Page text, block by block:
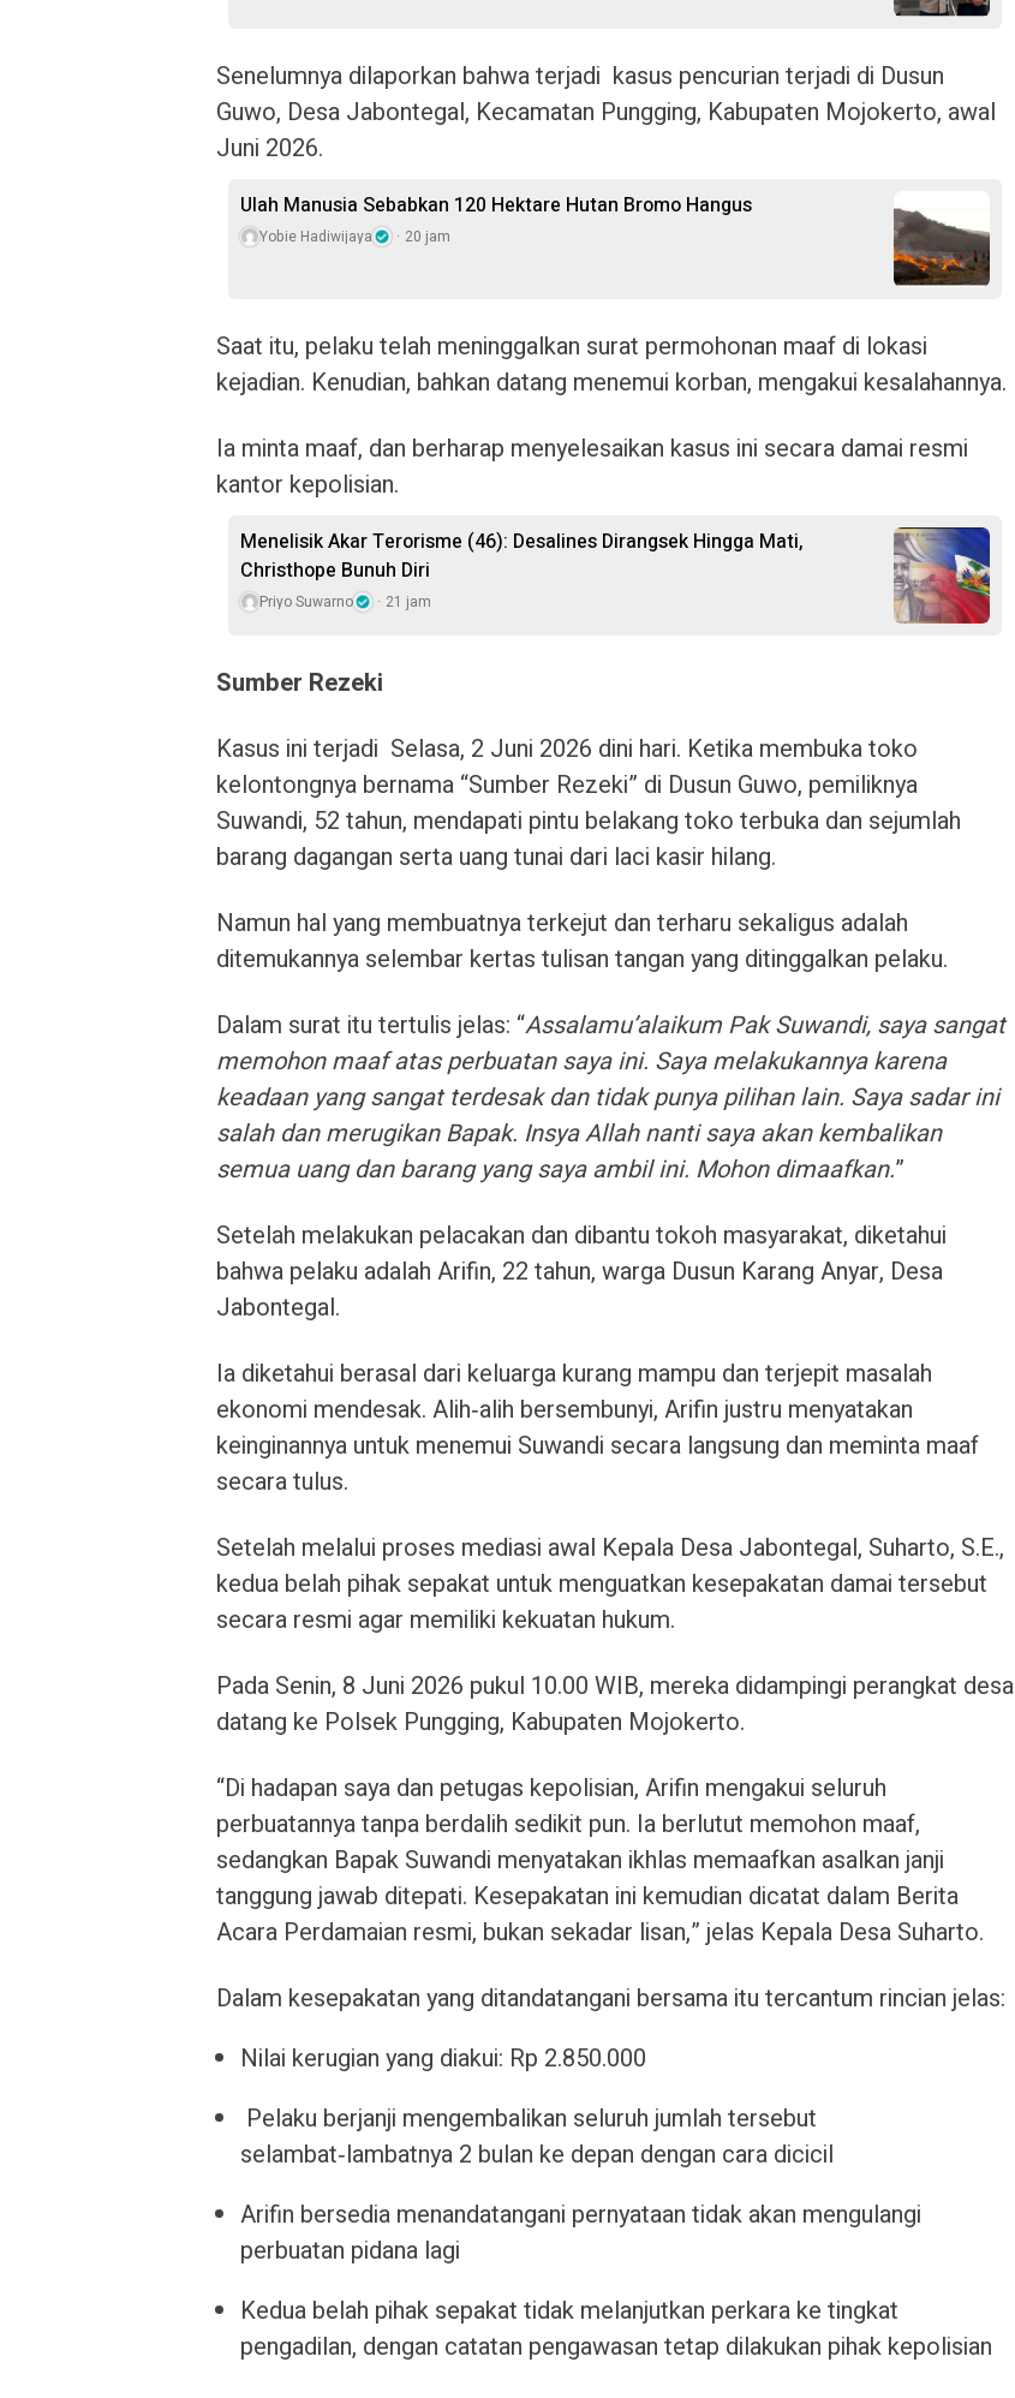
Senelumnya dilaporkan bahwa terjadi kasus pencurian terjadi di Dusun
Guwo, Desa Jabontegal, Kecamatan Pungging, Kabupaten Mojokerto, awal
Juni 2026.
Ulah Manusia Sebabkan 120 Hektare Hutan Bromo Hangus
Yobie Hadiwijaya 20 jam
Saat itu, pelaku telah meninggalkan surat permohonan maaf di lokasi
kejadian. Kenudian, bahkan datang menemui korban, mengakui kesalahannya.
Ia minta maaf, dan berharap menyelesaikan kasus ini secara damai resmi
kantor kepolisian.
Menelisik Akar Terorisme (46): Desalines Dirangsek Hingga Mati,
Christhope Bunuh Diri
Priyo Suwarno 21 jam
Sumber Rezeki
Kasus ini terjadi Selasa, 2 Juni 2026 dini hari. Ketika membuka toko
kelontongnya bernama “Sumber Rezeki” di Dusun Guwo, pemiliknya
Suwandi, 52 tahun, mendapati pintu belakang toko terbuka dan sejumlah
barang dagangan serta uang tunai dari laci kasir hilang.
Namun hal yang membuatnya terkejut dan terharu sekaligus adalah
ditemukannya selembar kertas tulisan tangan yang ditinggalkan pelaku.
Dalam surat itu tertulis jelas: “Assalamu’alaikum Pak Suwandi, saya sangat
memohon maaf atas perbuatan saya ini. Saya melakukannya karena
keadaan yang sangat terdesak dan tidak punya pilihan lain. Saya sadar ini
salah dan merugikan Bapak. Insya Allah nanti saya akan kembalikan
semua uang dan barang yang saya ambil ini. Mohon dimaafkan.”
Setelah melakukan pelacakan dan dibantu tokoh masyarakat, diketahui
bahwa pelaku adalah Arifin, 22 tahun, warga Dusun Karang Anyar, Desa
Jabontegal.
Ia diketahui berasal dari keluarga kurang mampu dan terjepit masalah
ekonomi mendesak. Alih‑alih bersembunyi, Arifin justru menyatakan
keinginannya untuk menemui Suwandi secara langsung dan meminta maaf
secara tulus.
Setelah melalui proses mediasi awal Kepala Desa Jabontegal, Suharto, S.E.,
kedua belah pihak sepakat untuk menguatkan kesepakatan damai tersebut
secara resmi agar memiliki kekuatan hukum.
Pada Senin, 8 Juni 2026 pukul 10.00 WIB, mereka didampingi perangkat desa
datang ke Polsek Pungging, Kabupaten Mojokerto.
“Di hadapan saya dan petugas kepolisian, Arifin mengakui seluruh
perbuatannya tanpa berdalih sedikit pun. Ia berlutut memohon maaf,
sedangkan Bapak Suwandi menyatakan ikhlas memaafkan asalkan janji
tanggung jawab ditepati. Kesepakatan ini kemudian dicatat dalam Berita
Acara Perdamaian resmi, bukan sekadar lisan,” jelas Kepala Desa Suharto.
Dalam kesepakatan yang ditandatangani bersama itu tercantum rincian jelas:
Nilai kerugian yang diakui: Rp 2.850.000
Pelaku berjanji mengembalikan seluruh jumlah tersebut
selambat‑lambatnya 2 bulan ke depan dengan cara dicicil
Arifin bersedia menandatangani pernyataan tidak akan mengulangi
perbuatan pidana lagi
Kedua belah pihak sepakat tidak melanjutkan perkara ke tingkat
pengadilan, dengan catatan pengawasan tetap dilakukan pihak kepolisian